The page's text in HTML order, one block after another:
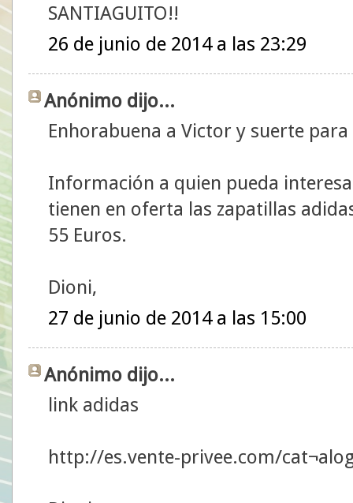
SANTIAGUITO!!
26 de junio de 2014 a las 23:29
Anónimo dijo...
Enhorabuena a Victor y suerte
Información a quien pueda
tienen en oferta las zapatillas
55 Euros.
Dioni,
27 de junio de 2014 a las 15:00
Anónimo dijo...
link adidas
http://es.vente-privee.com/